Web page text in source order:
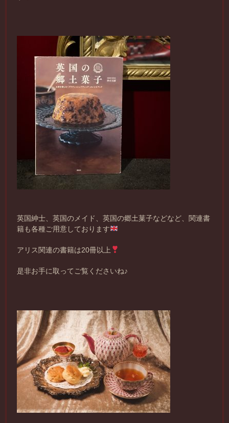
英国紳士、英国のメイド、英国の郷土菓子などなど、関連書
籍も各種ご用意しております
アリス関連の書籍は20冊以上
是非お手に取ってご覧くださいね♪